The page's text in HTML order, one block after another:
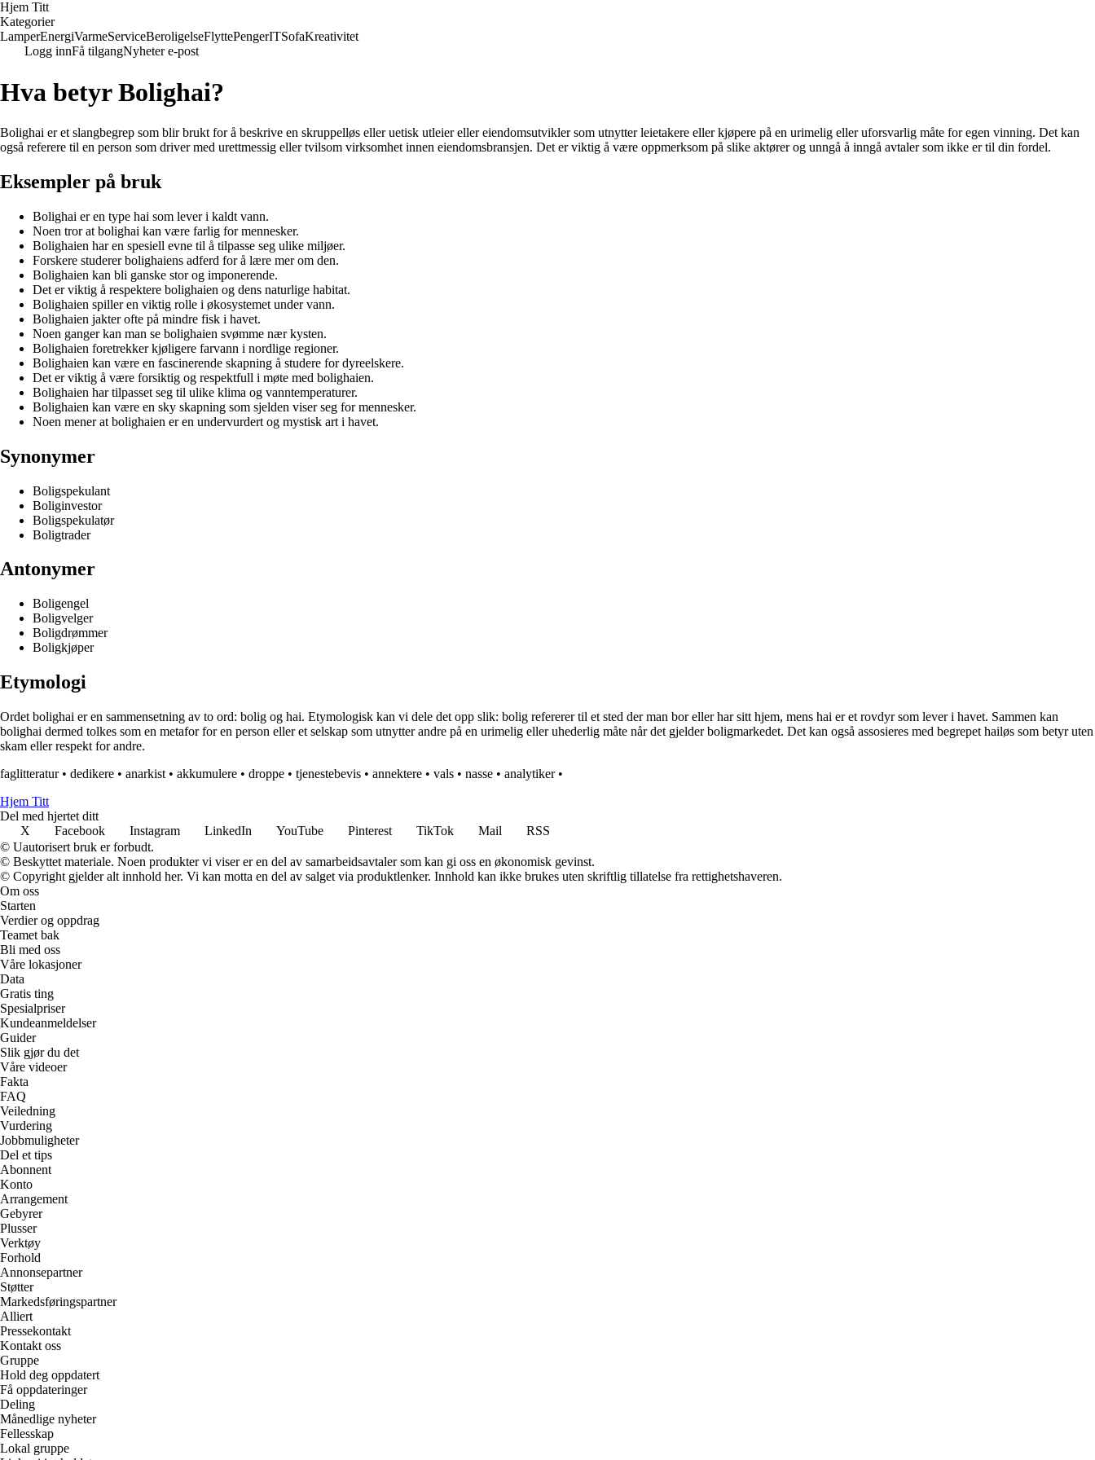
Hjem Titt
Kategorier
LamperEnergiVarmeServiceBeroligelseFlyttePengerITSofaKreativitet
Logg innFå tilgangNyheter e-post
Hva betyr Bolighai?
Bolighai er et slangbegrep som blir brukt for å beskrive en skruppelløs eller uetisk utleier eller eiendomsutvikler som utnytter leietakere eller kjøpere på en urimelig eller uforsvarlig måte for egen vinning. Det kan
også referere til en person som driver med urettmessig eller tvilsom virksomhet innen eiendomsbransjen. Det er viktig å være oppmerksom på slike aktører og unngå å inngå avtaler som ikke er til din fordel.
Eksempler på bruk
Bolighai er en type hai som lever i kaldt vann.
Noen tror at bolighai kan være farlig for mennesker.
Bolighaien har en spesiell evne til å tilpasse seg ulike miljøer.
Forskere studerer bolighaiens adferd for å lære mer om den.
Bolighaien kan bli ganske stor og imponerende.
Det er viktig å respektere bolighaien og dens naturlige habitat.
Bolighaien spiller en viktig rolle i økosystemet under vann.
Bolighaien jakter ofte på mindre fisk i havet.
Noen ganger kan man se bolighaien svømme nær kysten.
Bolighaien foretrekker kjøligere farvann i nordlige regioner.
Bolighaien kan være en fascinerende skapning å studere for dyreelskere.
Det er viktig å være forsiktig og respektfull i møte med bolighaien.
Bolighaien har tilpasset seg til ulike klima og vanntemperaturer.
Bolighaien kan være en sky skapning som sjelden viser seg for mennesker.
Noen mener at bolighaien er en undervurdert og mystisk art i havet.
Synonymer
Boligspekulant
Boliginvestor
Boligspekulatør
Boligtrader
Antonymer
Boligengel
Boligvelger
Boligdrømmer
Boligkjøper
Etymologi
Ordet bolighai er en sammensetning av to ord: bolig og hai. Etymologisk kan vi dele det opp slik: bolig refererer til et sted der man bor eller har sitt hjem, mens hai er et rovdyr som lever i havet. Sammen kan
bolighai dermed tolkes som en metafor for en person eller et selskap som utnytter andre på en urimelig eller uhederlig måte når det gjelder boligmarkedet. Det kan også assosieres med begrepet hailøs som betyr uten
skam eller respekt for andre.
faglitteratur• dedikere • anarkist • akkumulere • droppe • tjenestebevis • annektere • vals • nasse • analytiker•
Hjem Titt
Del med hjertet ditt
X
Facebook Instagram LinkedIn YouTube Pinterest TikTok Mail
RSS
© Uautorisert bruk er forbudt.
© Beskyttet materiale. Noen produkter vi viser er en del av samarbeidsavtaler som kan gi oss en økonomisk gevinst.
© Copyright gjelder alt innhold her. Vi kan motta en del av salget via produktlenker. Innhold kan ikke brukes uten skriftlig tillatelse fra rettighetshaveren.
Om oss
Starten
Verdier og oppdrag
Teamet bak
Bli med oss
Våre lokasjoner
Data
Gratis ting
Spesialpriser
Kundeanmeldelser
Guider
Slik gjør du det
Våre videoer
Fakta
FAQ
Veiledning
Vurdering
Jobbmuligheter
Del et tips
Abonnent
Konto
Arrangement
Gebyrer
Plusser
Verktøy
Forhold
Annonsepartner
Støtter
Markedsføringspartner
Alliert
Pressekontakt
Kontakt oss
Gruppe
Hold deg oppdatert
Få oppdateringer
Deling
Månedlige nyheter
Fellesskap
Lokal gruppe